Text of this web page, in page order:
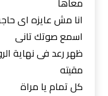
انا مش عايزه اى
اسمع صوتك تانى
ظهر رعد فى نهاية
مقيته
كل تمام يا مراة